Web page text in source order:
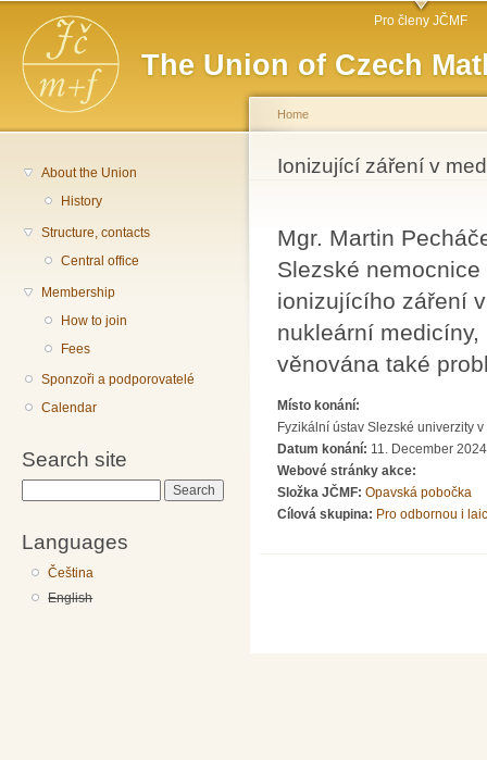
The Union of Czech
Main menu Pro členy JČMF
About the Union
History
Structure, contacts
Central office
Membership
How to join
Fees
Sponzoři a podporovatelé
Calendar
Search site
Languages
Čeština
English
You are here
Home
Ionizující záření v
Mgr. Martin
Slezské
ionizujícího záření
nukleární
věnována také
Místo konání:
Fyzikální ústav Slezské univerzity
Datum konání: 11. December
Webové stránky akce:
Složka JČMF: Opavská pobočka
Cílová skupina: Pro odbornou i